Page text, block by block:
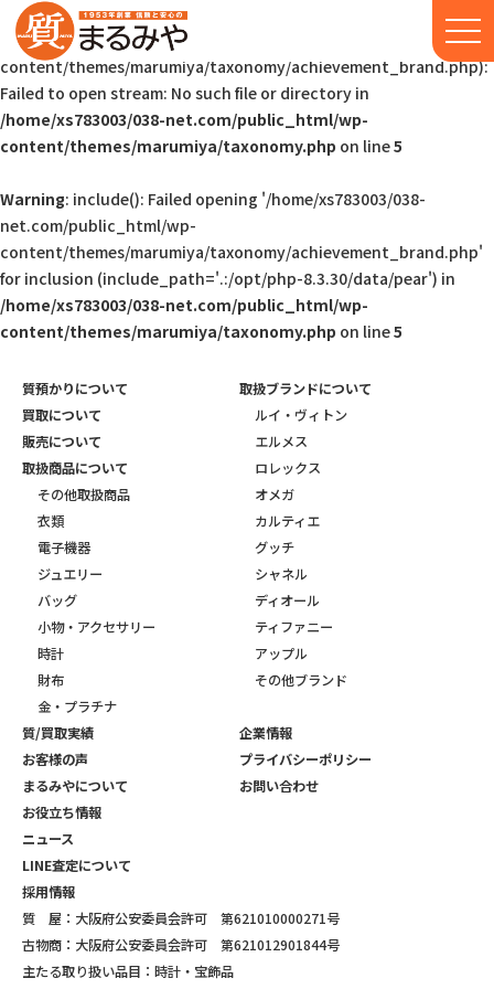
Warning: include(/home/xs783003/038-net.com/public_html/wp-
content/themes/marumiya/taxonomy/achievement_brand.php):
Failed to open stream: No such file or directory in
/home/xs783003/038-net.com/public_html/wp-
content/themes/marumiya/taxonomy.php on line5
Warning: include(): Failed opening '/home/xs783003/038-
net.com/public_html/wp-
content/themes/marumiya/taxonomy/achievement_brand.php'
for inclusion (include_path='.:/opt/php-8.3.30/data/pear') in
/home/xs783003/038-net.com/public_html/wp-
content/themes/marumiya/taxonomy.php on line5
質預かりについて
買取について
販売について
取扱商品について
その他取扱商品
衣類
電子機器
ジュエリー
バッグ
小物・アクセサリー
時計
財布
金・プラチナ
取扱ブランドについて
ルイ・ヴィトン
エルメス
ロレックス
オメガ
カルティエ
グッチ
シャネル
ディオール
ティファニー
アップル
その他ブランド
質/買取実績
お客様の声
まるみやについて
お役立ち情報
ニュース
LINE査定について
採用情報
企業情報
プライバシーポリシー
お問い合わせ
質 屋：大阪府公安委員会許可 第621010000271号
古物商：大阪府公安委員会許可 第621012901844号
主たる取り扱い品目：時計・宝飾品